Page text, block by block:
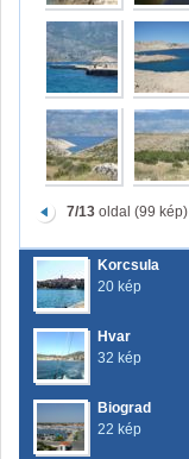
7/13 oldal (99 kép)
Korcsula
20 kép
Hvar
32 kép
Biograd
22 kép